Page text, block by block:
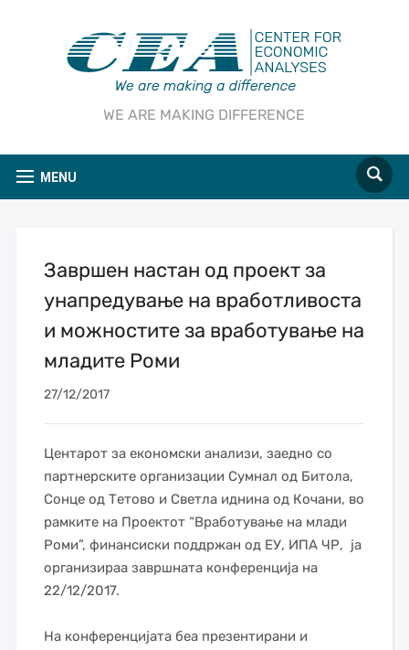
WE ARE MAKING DIFFERENCE
MENU
Завршен настан од проект за
унапредување на вработливоста
и можностите за вработување на
младите Роми
27/12/2017
Центарот за економски анализи, заедно со
партнерските организации Сумнал од Битола,
Сонце од Тетово и Светла иднина од Кочани, во
рамките на Проектот “Вработување на млади
Роми”, финансиски поддржан од ЕУ, ИПА ЧР, ја
организираа завршната конференција на
22/12/2017.
На конференцијата беа презентирани и